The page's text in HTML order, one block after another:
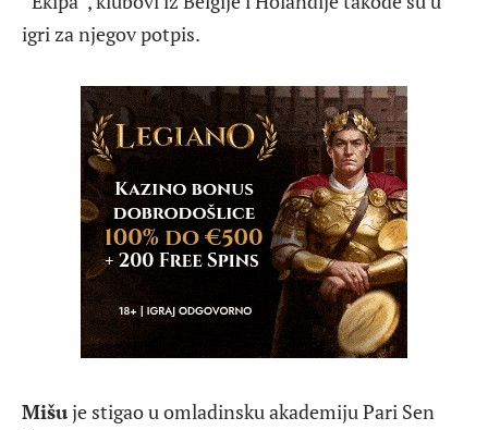
igri za njegov potpis.
Mišuje stigao u omladinsku akademiju Pari Sen